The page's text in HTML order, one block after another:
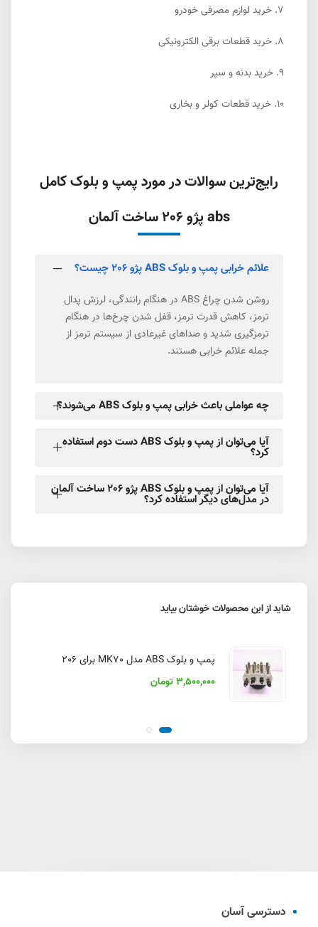
7. خرید لوازم مصرفی خودرو
8. خرید قطعات برقی الکترونیکی
9. خرید بدنه و سپر
10. خرید قطعات کولر و بخاری
رایج‌ترین سوالات در مورد پمپ و بلوک کامل
abs پژو 206 ساخت آلمان
علائم خرابی پمپ و بلوک ABS پژو 206 چیست؟
روشن شدن چراغ ABS در هنگام رانندگی، لرزش پدال
ترمز، کاهش قدرت ترمز، قفل شدن چرخ‌ها در هنگام
ترمزگیری شدید و صداهای غیرعادی از سیستم ترمز از
جمله علائم خرابی هستند.
چه عواملی باعث خرابی پمپ و بلوک ABS می‌شوند؟
آیا می‌توان از پمپ و بلوک ABS دست دوم استفاده
کرد؟
آیا می‌توان از پمپ و بلوک ABS پژو 206 ساخت آلمان
در مدل‌های دیگر استفاده کرد؟
شاید از این محصولات خوشتان بیاید
پمپ و بلوک ABS مدل MK70 برای 206
3,500,000 تومان
دسترسی آسان